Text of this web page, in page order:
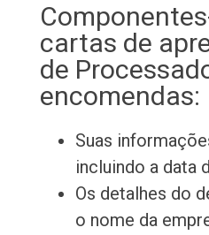
cartas de
de
encomendas:
Suas
incluindo a data
Os detalhes do
o nome da